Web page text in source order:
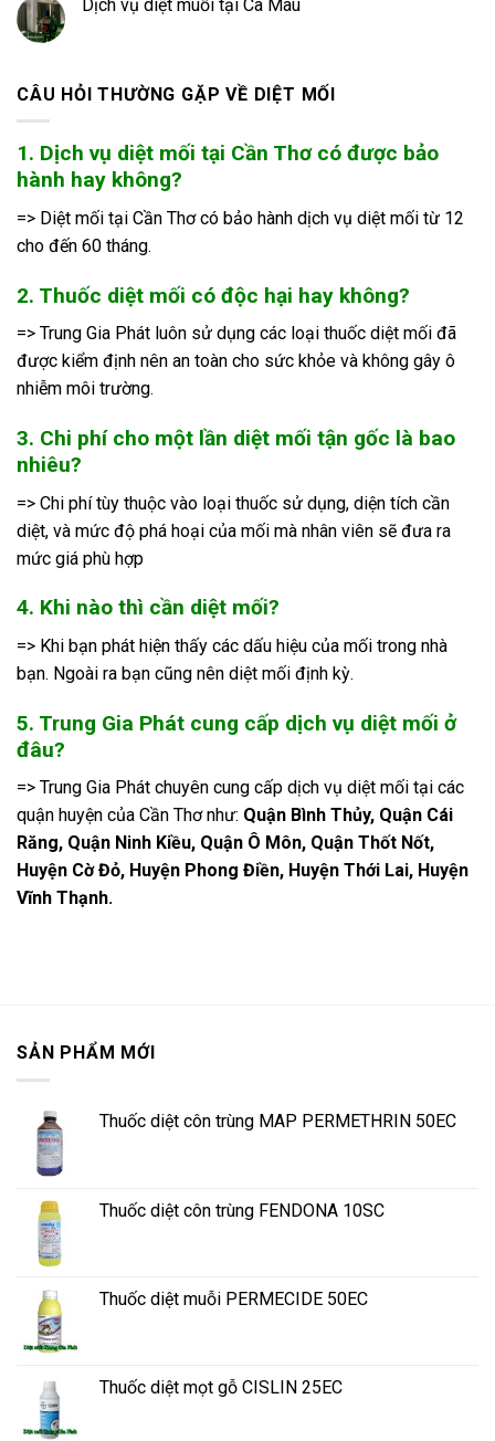
Dịch vụ diệt muỗi tại Cà Mau
CÂU HỎI THƯỜNG GẶP VỀ DIỆT MỐI
1. Dịch vụ diệt mối tại Cần Thơ có được bảo
hành hay không?
=> Diệt mối tại Cần Thơ có bảo hành dịch vụ diệt mối từ 12
cho đến 60 tháng.
2. Thuốc diệt mối có độc hại hay không?
=> Trung Gia Phát luôn sử dụng các loại thuốc diệt mối đã
được kiểm định nên an toàn cho sức khỏe và không gây ô
nhiễm môi trường.
3. Chi phí cho một lần diệt mối tận gốc là bao
nhiêu?
=> Chi phí tùy thuộc vào loại thuốc sử dụng, diện tích cần
diệt, và mức độ phá hoại của mối mà nhân viên sẽ đưa ra
mức giá phù hợp
4. Khi nào thì cần diệt mối?
=> Khi bạn phát hiện thấy các dấu hiệu của mối trong nhà
bạn. Ngoài ra bạn cũng nên diệt mối định kỳ.
5. Trung Gia Phát cung cấp dịch vụ diệt mối ở
đâu?
=> Trung Gia Phát chuyên cung cấp dịch vụ diệt mối tại các
quận huyện của Cần Thơ như: Quận Bình Thủy, Quận Cái
Răng, Quận Ninh Kiều, Quận Ô Môn, Quận Thốt Nốt,
Huyện Cờ Đỏ, Huyện Phong Điền, Huyện Thới Lai, Huyện
Vĩnh Thạnh.
SẢN PHẨM MỚI
Thuốc diệt côn trùng MAP PERMETHRIN 50EC
Thuốc diệt côn trùng FENDONA 10SC
Thuốc diệt muỗi PERMECIDE 50EC
Thuốc diệt mọt gỗ CISLIN 25EC